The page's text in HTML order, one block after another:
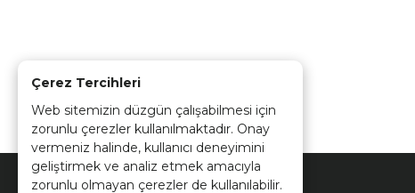
Çerez Tercihleri
Web sitemizin düzgün çalışabilmesi için
zorunlu çerezler kullanılmaktadır. Onay
vermeniz halinde, kullanıcı deneyimini
geliştirmek ve analiz etmek amacıyla
zorunlu olmayan çerezler de kullanılabilir.